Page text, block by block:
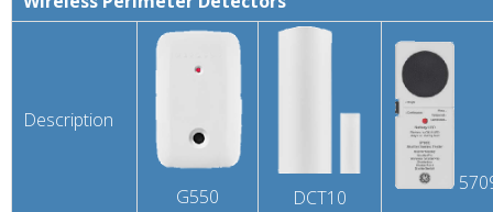
Description
G550 DCT10